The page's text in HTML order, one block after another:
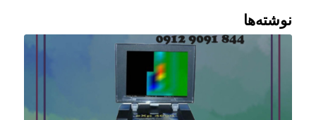
نوشته‌ها